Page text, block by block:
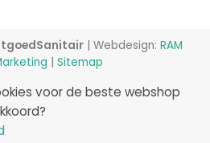
| Webdesign: RAM
| Sitemap
voor de beste webshop